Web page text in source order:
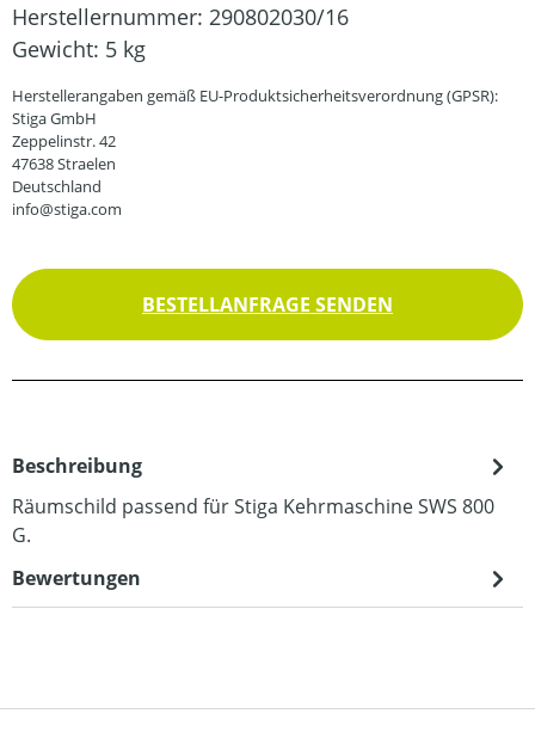
Herstellernummer: 290802030/16
Gewicht: 5 kg
Herstellerangaben gemäß EU-Produktsicherheitsverordnung (GPSR):
Stiga GmbH
Zeppelinstr. 42
47638 Straelen
Deutschland
info@stiga.com
BESTELLANFRAGE SENDEN
Beschreibung
Räumschild passend für Stiga Kehrmaschine SWS 800
G.
Bewertungen